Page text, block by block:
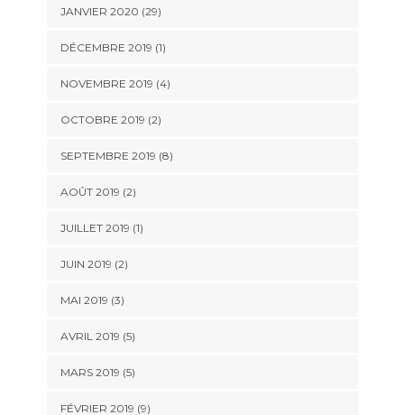
JANVIER 2020 (29)
DÉCEMBRE 2019 (1)
NOVEMBRE 2019 (4)
OCTOBRE 2019 (2)
SEPTEMBRE 2019 (8)
AOÛT 2019 (2)
JUILLET 2019 (1)
JUIN 2019 (2)
MAI 2019 (3)
AVRIL 2019 (5)
MARS 2019 (5)
FÉVRIER 2019 (9)